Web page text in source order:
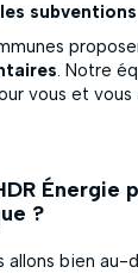
subventions
. Notre
vous et vous
Énergie
?
allons bien au-